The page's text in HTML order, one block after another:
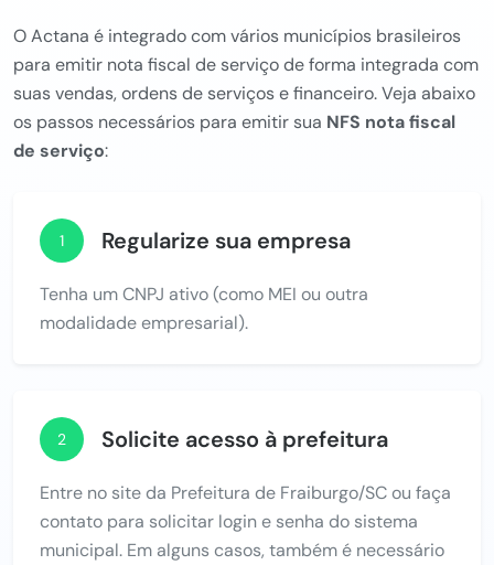
O Actana é integrado com vários municípios brasileiros
para emitir nota fiscal de serviço de forma integrada com
suas vendas, ordens de serviços e financeiro. Veja abaixo
os passos necessários para emitir sua NFS nota fiscal
de serviço:
1 Regularize sua empresa
Tenha um CNPJ ativo (como MEI ou outra
modalidade empresarial).
2 Solicite acesso à prefeitura
Entre no site da Prefeitura de Fraiburgo/SC ou faça
contato para solicitar login e senha do sistema
municipal. Em alguns casos, também é necessário